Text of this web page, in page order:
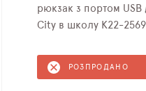
рюкзак з портом USB
City в школу K22-
РОЗПРОДАНО